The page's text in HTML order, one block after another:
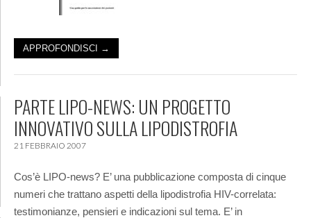
APPROFONDISCI →
PARTE LIPO-NEWS: UN PROGETTO
INNOVATIVO SULLA LIPODISTROFIA
21 FEBBRAIO 2007
Cos’è LIPO-news? E’ una pubblicazione composta di cinque
numeri che trattano aspetti della lipodistrofia HIV-correlata:
testimonianze, pensieri e indicazioni sul tema. E’ in